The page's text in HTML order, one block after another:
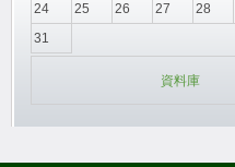
24
25 26 27 28
31
資料庫